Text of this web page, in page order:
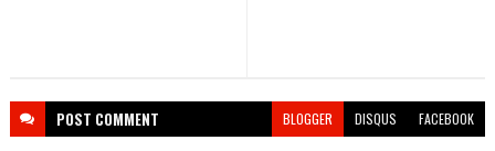
POST COMMENT BLOGGER DISQUS FACEBOOK